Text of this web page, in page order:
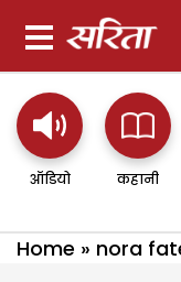
ऑडियो कहानी
Home » nora